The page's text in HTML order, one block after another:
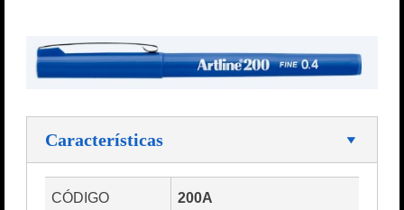
Características
CÓDIGO 200A